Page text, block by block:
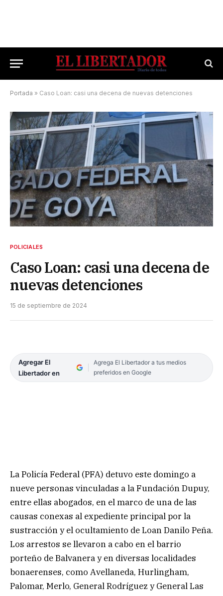
Portada » Caso Loan: casi una decena de nuevas detenciones
POLICIALES
Caso Loan: casi una decena de
nuevas detenciones
15 de septiembre de 2024
Agregar El
Libertador en
Agrega El Libertador a tus medios
preferidos en Google
La Policía Federal (PFA) detuvo este domingo a
nueve personas vinculadas a la Fundación Dupuy,
entre ellas abogados, en el marco de una de las
causas conexas al expediente principal por la
sustracción y el ocultamiento de Loan Danilo Peña.
Los arrestos se llevaron a cabo en el barrio
porteño de Balvanera y en diversas localidades
bonaerenses, como Avellaneda, Hurlingham,
Palomar, Merlo, General Rodríguez y General Las